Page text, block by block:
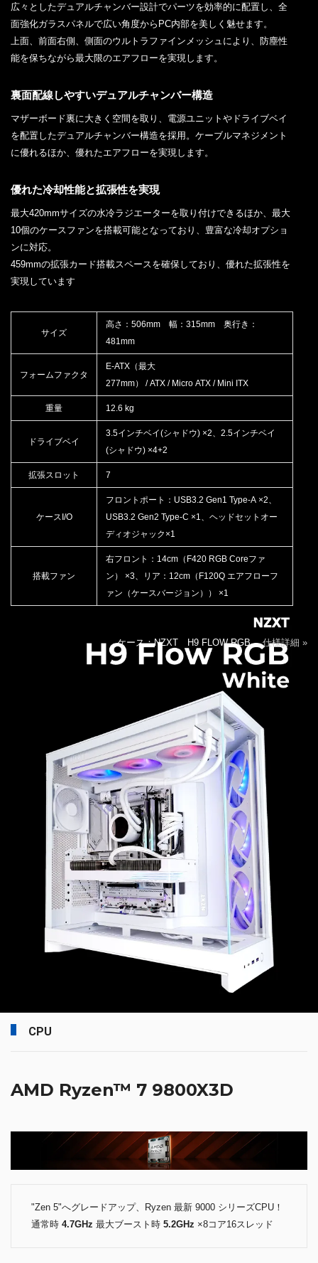
広々としたデュアルチャンバー設計でパーツを効率的に配置し、全
面強化ガラスパネルで広い角度からPC内部を美しく魅せます。
上面、前面右側、側面のウルトラファインメッシュにより、防塵性
能を保ちながら最大限のエアフローを実現します。
裏面配線しやすいデュアルチャンバー構造
マザーボード裏に大きく空間を取り、電源ユニットやドライブベイ
を配置したデュアルチャンバー構造を採用。ケーブルマネジメント
に優れるほか、優れたエアフローを実現します。
優れた冷却性能と拡張性を実現
最大420mmサイズの水冷ラジエーターを取り付けできるほか、最大
10個のケースファンを搭載可能となっており、豊富な冷却オプショ
ンに対応。
459mmの拡張カード搭載スペースを確保しており、優れた拡張性を
実現しています
サイズ
高さ：506mm 幅：315mm 奥行き：
481mm
フォームファクタ
E-ATX（最大
277mm） / ATX / Micro ATX / Mini ITX
重量 12.6 kg
ドライブベイ
3.5インチベイ(シャドウ) ×2、2.5インチベイ
(シャドウ) ×4+2
拡張スロット 7
ケースI/O
フロントポート：USB3.2 Gen1 Type-A ×2、
USB3.2 Gen2 Type-C ×1、ヘッドセットオー
ディオジャック×1
搭載ファン
右フロント：14cm（F420 RGB Coreファ
ン） ×3、リア：12cm（F120Q エアフローフ
ァン（ケースバージョン）） ×1
ケース：NZXT H9 FLOW RGB仕様詳細 »
CPU
AMD Ryzen™ 7 9800X3D
"Zen 5"へグレードアップ、Ryzen 最新 9000 シリーズCPU！
通常時 4.7GHz 最大ブースト時 5.2GHz ×8コア16スレッド